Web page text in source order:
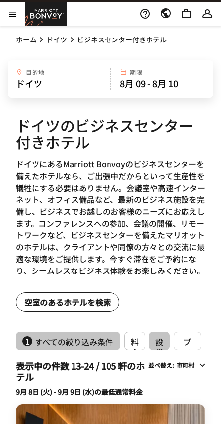
Skip to Content
メニューを開く
Marriott Bonvoy
ホーム ドイツ ビジネスセンター付きホテル
目的地 期限
ドイツのビジネスセンター
付きホテル
ドイツにあるMarriott Bonvoyのビジネスセンターを
備えたホテルなら、ご出張中だからといって生産性を
犠牲にする必要はありません。会議室や高速インター
ネット、オフィス備品など、最新のビジネス施設を完
備し、ビジネスでお越しのお客様のニーズにお応えし
ます。コンファレンスへの参加、会議の開催、リモー
トワークなど、ビジネスセンターを備えたマリオット
のホテルは、クライアントや同僚の方々との交流に最
適な環境をご提供します。今すぐ滞在をご予約にな
り、シームレスなビジネス体験をお楽しみください。
空室のあるホテルを検索
1 すべての絞り込み条件
料
金
設
備
ブ
ラ
ン
表示中の件数 13-24 / 105 軒のホ
テル
並べ替え: 市町村
9月 8日 (火) - 9月 9日 (水)の最低通常料金